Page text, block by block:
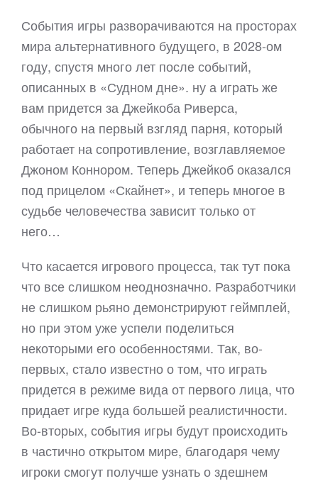
События игры разворачиваются на просторах
мира альтернативного будущего, в 2028-ом
году, спустя много лет после событий,
описанных в «Судном дне». ну а играть же
вам придется за Джейкоба Риверса,
обычного на первый взгляд парня, который
работает на сопротивление, возглавляемое
Джоном Коннором. Теперь Джейкоб оказался
под прицелом «Скайнет», и теперь многое в
судьбе человечества зависит только от
него…
Что касается игрового процесса, так тут пока
что все слишком неоднозначно. Разработчики
не слишком рьяно демонстрируют геймплей,
но при этом уже успели поделиться
некоторыми его особенностями. Так, во-
первых, стало известно о том, что играть
придется в режиме вида от первого лица, что
придает игре куда большей реалистичности.
Во-вторых, события игры будут происходить
в частично открытом мире, благодаря чему
игроки смогут получше узнать о здешнем